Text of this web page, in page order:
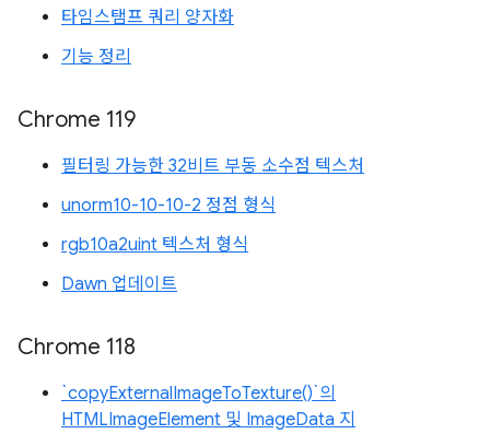
타임스탬프 쿼리 양자화
기능 정리
Chrome 119
필터링 가능한 32비트 부동 소수점 텍스처
unorm10-10-10-2 정점 형식
rgb10a2uint 텍스처 형식
Dawn 업데이트
Chrome 118
`copyExternalImageToTexture()`의
HTMLImageElement 및 ImageData 지